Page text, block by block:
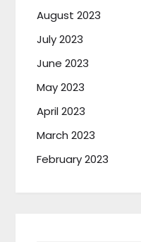
August 2023
July 2023
June 2023
May 2023
April 2023
March 2023
February 2023